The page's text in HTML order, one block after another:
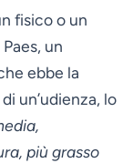
fisico o un
un
ebbe la
un’udienza, lo
più grasso